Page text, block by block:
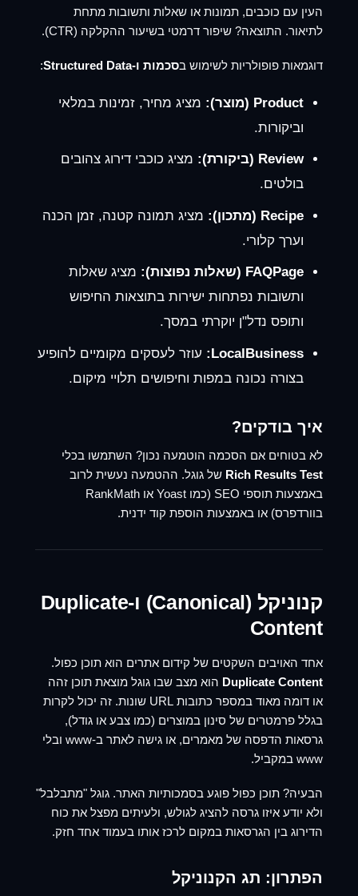
העין עם כוכבים, תמונות או שאלות ותשובות מתחת
לתיאור. התוצאה? שיפור דרמטי בשיעור ההקלקה (CTR).
דוגמאות פופולריות לשימוש בסכמות ו-Structured Data :
Product (מוצר):
מציג מחיר, זמינות במלאי
וביקורות.
Review (ביקורת):
מציג כוכבי דירוג צהובים
בולטים.
Recipe (מתכון):
מציג תמונה קטנה, זמן הכנה
וערך קלורי.
FAQPage (שאלות נפוצות):
מציג שאלות
ותשובות נפתחות ישירות בתוצאות החיפוש
ותופס נדל"ן יוקרתי במסך.
LocalBusiness:
עוזר לעסקים מקומיים להופיע
בצורה נכונה במפות וחיפושים תלויי מיקום.
איך בודקים?
לא בטוחים אם הסכמה הוטמעה נכון? השתמשו בכלי
Rich Results Test של גוגל. ההטמעה נעשית לרוב
באמצעות תוספי SEO (כמו Yoast או RankMath
בוורדפרס) או באמצעות הוספת קוד ידנית.
קנוניקל (Canonical) ו-Duplicate
Content
אחד האויבים השקטים של קידום אתרים הוא תוכן כפול.
Duplicate Content הוא מצב שבו גוגל מוצאת תוכן זהה
או דומה מאוד במספר כתובות URL שונות. זה יכול לקרות
בגלל פרמטרים של סינון במוצרים (כמו צבע או גודל),
גרסאות הדפסה של מאמרים, או גישה לאתר ב-www ובלי
www במקביל.
הבעיה? תוכן כפול פוגע בסמכותיות האתר. גוגל "מתבלבל"
ולא יודע איזו גרסה להציג לגולש, ולעיתים מפצל את כוח
הדירוג בין הגרסאות במקום לרכז אותו בעמוד אחד חזק.
הפתרון: תג הקנוניקל